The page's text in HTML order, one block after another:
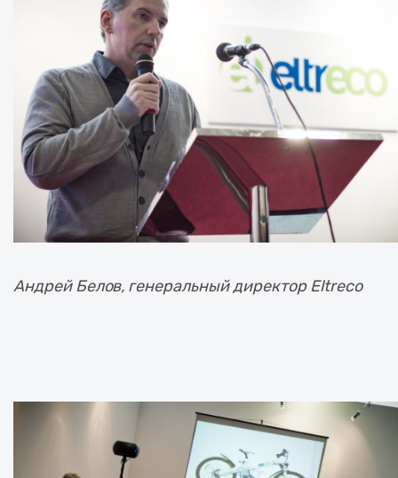
Андрей Белов, генеральный директор Eltreco